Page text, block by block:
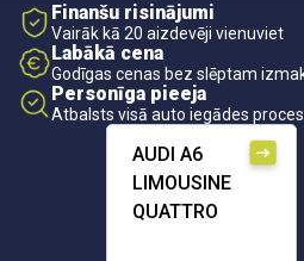
AUDI A6
LIMOUSINE
QUATTRO
Finanšu risinājumi
Vairāk kā 20 aizdevēji vienuviet
Labākā cena
Godīgas cenas bez slēptam
Personīga pieeja
Atbalsts visā auto iegādes